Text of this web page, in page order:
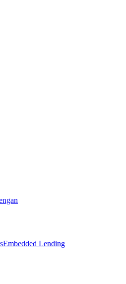
Embedded Lending